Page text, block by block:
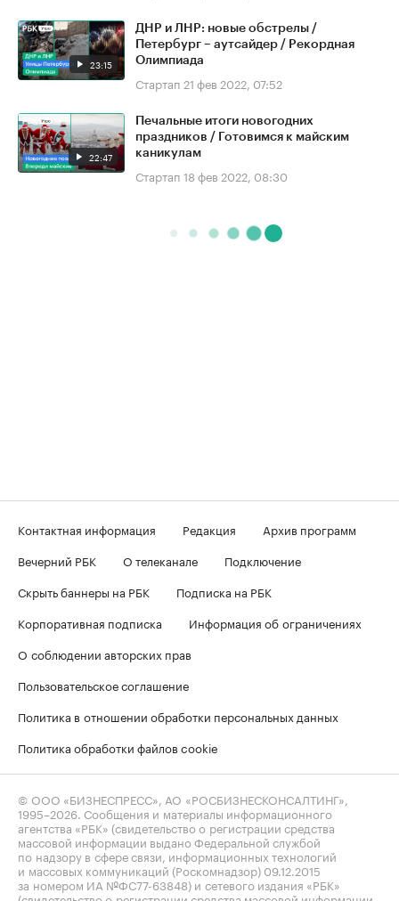
23:15
ДНР и ЛНР: новые обстрелы /
Петербург – аутсайдер / Рекордная
Олимпиада
Стартап 21 фев 2022, 07:52
22:47
Печальные итоги новогодних
праздников / Готовимся к майским
каникулам
Стартап 18 фев 2022, 08:30
Контактная информация Редакция
Архив программ
Вечерний РБК
О телеканале
Подключение
Скрыть баннеры на РБК
Подписка на РБК
Корпоративная подписка
Информация об ограничениях
О соблюдении авторских прав
Пользовательское соглашение
Политика в отношении обработки персональных данных
Политика обработки файлов cookie
© ООО «БИЗНЕСПРЕСС», АО «РОСБИЗНЕСКОНСАЛТИНГ»,
1995–2026 . Сообщения и материалы информационного
агентства «РБК» (свидетельство о регистрации средства
массовой информации выдано Федеральной службой
по надзору в сфере связи, информационных технологий
и массовых коммуникаций (Роскомнадзор) 09.12.2015
за номером ИА №ФС77-63848) и сетевого издания «РБК»